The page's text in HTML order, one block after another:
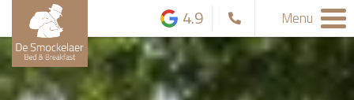
4.9 Menu